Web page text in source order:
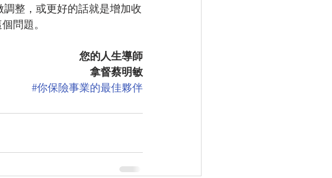
整，或更好的話就是增加收
問題。
您的人生導師
拿督蔡明敏
#你保險事業的最佳夥伴